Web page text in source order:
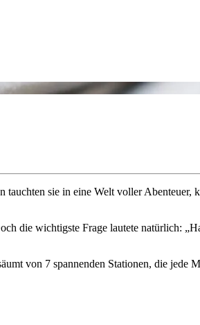
sie in eine Welt voller Abenteuer,
die wichtigste Frage lautete natürlich:
von 7 spannenden Stationen, die jede